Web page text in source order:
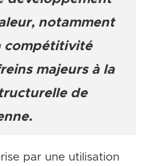
notamment
compétitivité
majeurs à la
de
par une utilisation